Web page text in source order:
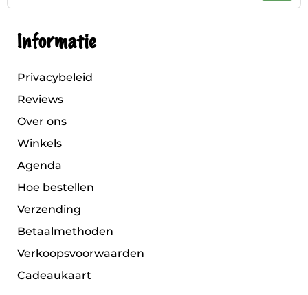
Informatie
Privacybeleid
Reviews
Over ons
Winkels
Agenda
Hoe bestellen
Verzending
Betaalmethoden
Verkoopsvoorwaarden
Cadeaukaart